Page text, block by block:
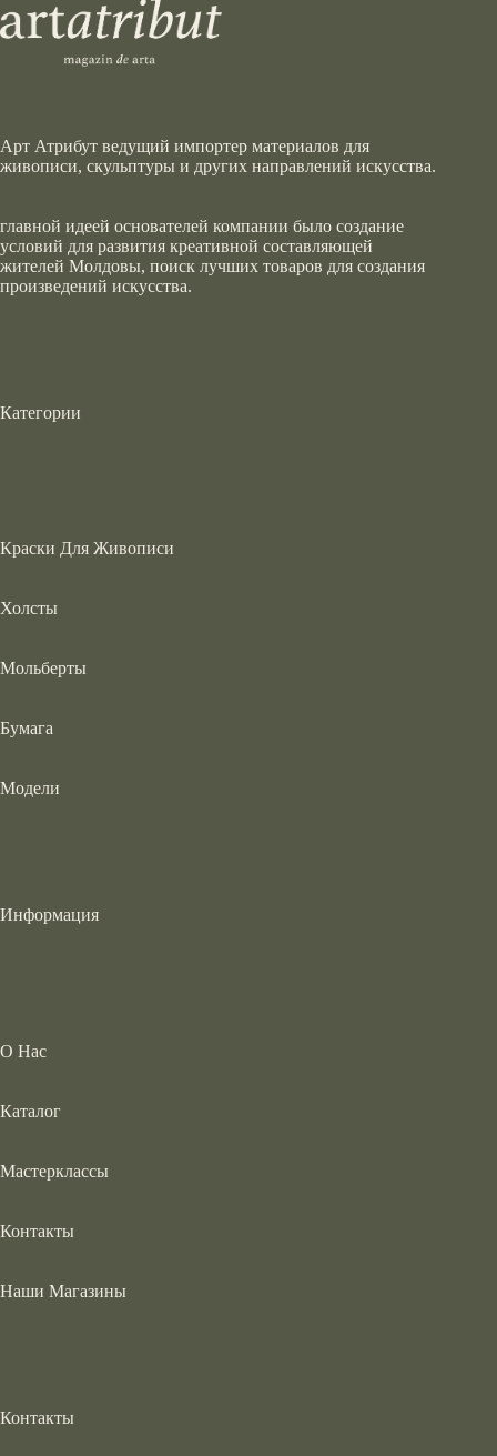
Арт Атрибут ведущий импортер материалов для
живописи, скульптуры и других направлений искусства.
главной идеей основателей компании было создание
условий для развития креативной составляющей
жителей Молдовы, поиск лучших товаров для создания
произведений искусства.
Категории
Краски Для Живописи
Холсты
Мольберты
Бумага
Модели
Информация
О Нас
Каталог
Мастерклассы
Контакты
Наши Магазины
Контакты